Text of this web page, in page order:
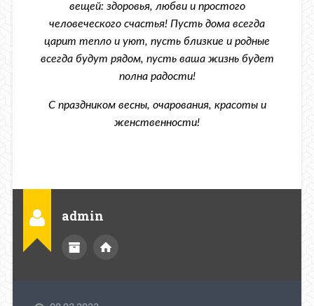
вещей: здоровья, любви и простого
человеческого счастья! Пусть дома всегда
царит тепло и уют, пусть близкие и родные
всегда будут рядом, пусть ваша жизнь будет
полна радости!
С праздником весны, очарования, красоты и
женственности!
admin